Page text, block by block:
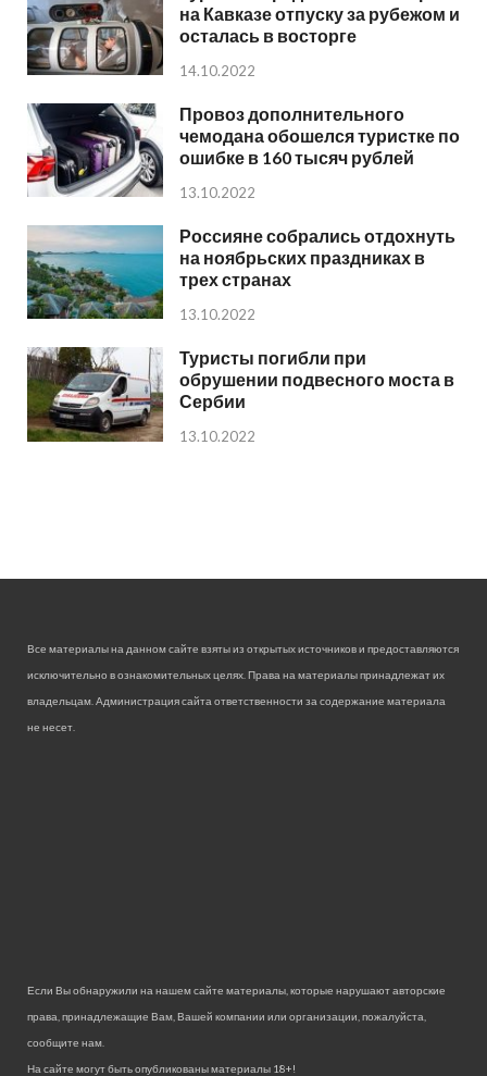
на Кавказе отпуску за рубежом и
осталась в восторге
14.10.2022
Провоз дополнительного
чемодана обошелся туристке по
ошибке в 160 тысяч рублей
13.10.2022
Россияне собрались отдохнуть
на ноябрьских праздниках в
трех странах
13.10.2022
Туристы погибли при
обрушении подвесного моста в
Сербии
13.10.2022
Все материалы на данном сайте взяты из открытых источников и предоставляются
исключительно в ознакомительных целях. Права на материалы принадлежат их
владельцам. Администрация сайта ответственности за содержание материала
не несет.
Если Вы обнаружили на нашем сайте материалы, которые нарушают авторские
права, принадлежащие Вам, Вашей компании или организации, пожалуйста,
сообщите нам.
На сайте могут быть опубликованы материалы 18+!